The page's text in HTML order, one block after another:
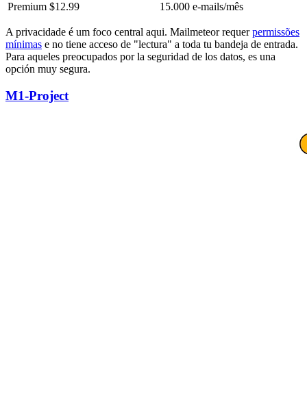
Premium $12.99 15.000 e-mails/mês
A privacidade é um foco central aqui. Mailmeteor requerpermissões
mínimas e no tiene acceso de "lectura" a toda tu bandeja de entrada.
Para aqueles preocupados por la seguridad de los datos, es una
opción muy segura.
M1-Project